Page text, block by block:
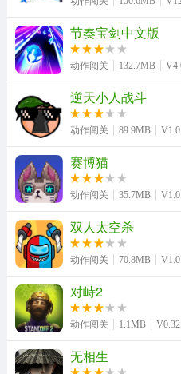
节奏宝剑中文版
动作闯关 132.7MB
逆天小人战斗
动作闯关 89.9MB V1.0
赛博猫
动作闯关 35.7MB V1.0
双人太空杀
动作闯关 70.8MB
对峙2
动作闯关 1.1MB
无相生